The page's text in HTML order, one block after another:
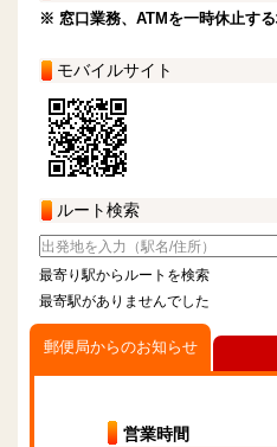
※ 窓口業務、ATMを一時休止する
モバイルサイト
ルート検索
最寄り駅からルートを検索
最寄駅がありませんでした
郵便局からのお知らせ
営業時間